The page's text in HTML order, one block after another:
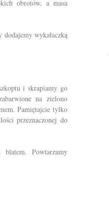
obrotów, a masa
dodajemy wykałaczką
i skrapiamy go
na zielono
Pamiętajcie tylko
przeznaczonej do
blatem. Powtarzamy